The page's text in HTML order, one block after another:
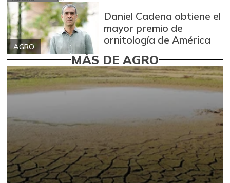
AGRO
Daniel Cadena obtiene el
mayor premio de
ornitología de América
MÁS DE AGRO